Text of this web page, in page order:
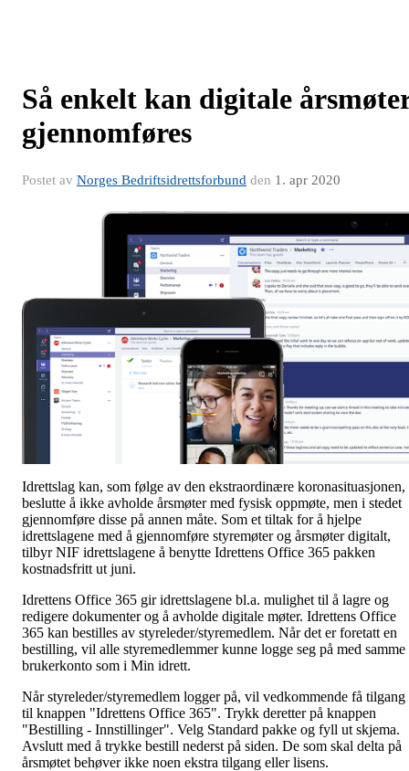
Så enkelt kan digitale
gjennomføres
Postet av Norges Bedriftsidrettsforbund den 1. apr 2020
Idrettslag kan, som følge av den ekstraordinære koronasituasjonen,
beslutte å ikke avholde årsmøter med fysisk oppmøte, men i stedet
gjennomføre disse på annen måte. Som et tiltak for å hjelpe
idrettslagene med å gjennomføre styremøter og årsmøter digitalt,
tilbyr NIF idrettslagene å benytte Idrettens Office 365 pakken
kostnadsfritt ut juni.
Idrettens Office 365 gir idrettslagene bl.a. mulighet til å lagre og
redigere dokumenter og å avholde digitale møter. Idrettens Office
365 kan bestilles av styreleder/styremedlem. Når det er foretatt en
bestilling, vil alle styremedlemmer kunne logge seg på med samme
brukerkonto som i Min idrett.
Når styreleder/styremedlem logger på, vil vedkommende få tilgang
til knappen "Idrettens Office 365". Trykk deretter på knappen
"Bestilling - Innstillinger". Velg Standard pakke og fyll ut skjema.
Avslutt med å trykke bestill nederst på siden. De som skal delta på
årsmøtet behøver ikke noen ekstra tilgang eller lisens.